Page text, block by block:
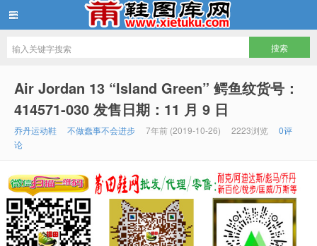
Air Jordan 13 “Island Green” 鳄鱼纹货号：
414571-030 发售日期：11 月 9 日
乔丹运动鞋 不做蠢事不会进步 7年前 (2019-10-26) 2223浏览
0评
论